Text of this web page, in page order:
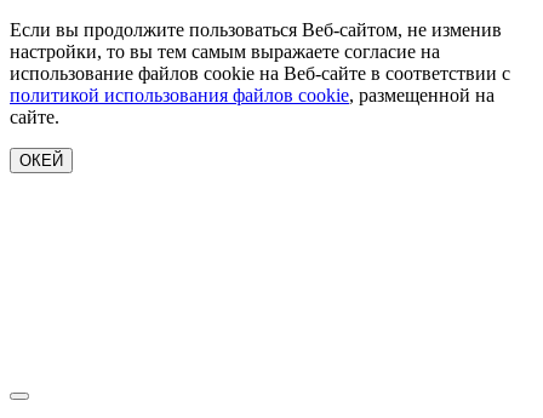
Если вы продолжите пользоваться Веб-сайтом, не изменив
настройки, то вы тем самым выражаете согласие на
использование файлов cookie на Веб-сайте в соответствии с
политикой использования файлов cookie, размещенной на
сайте.
ОКЕЙ